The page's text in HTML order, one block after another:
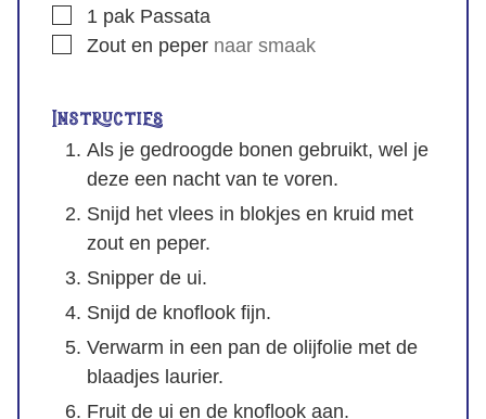
1 pak Passata
Zout en peper naar smaak
Instructies
Als je gedroogde bonen gebruikt, wel je
deze een nacht van te voren.
Snijd het vlees in blokjes en kruid met
zout en peper.
Snipper de ui.
Snijd de knoflook fijn.
Verwarm in een pan de olijfolie met de
blaadjes laurier.
Fruit de ui en de knoflook aan.